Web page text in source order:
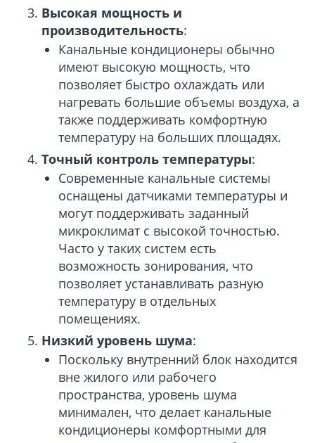
Высокая мощность и
производительность:
Канальные кондиционеры обычно
имеют высокую мощность, что
позволяет быстро охлаждать или
нагревать большие объемы воздуха, а
также поддерживать комфортную
температуру на больших площадях.
Точный контроль температуры:
Современные канальные системы
оснащены датчиками температуры и
могут поддерживать заданный
микроклимат с высокой точностью.
Часто у таких систем есть
возможность зонирования, что
позволяет устанавливать разную
температуру в отдельных
помещениях.
Низкий уровень шума:
Поскольку внутренний блок находится
вне жилого или рабочего
пространства, уровень шума
минимален, что делает канальные
кондиционеры комфортными для